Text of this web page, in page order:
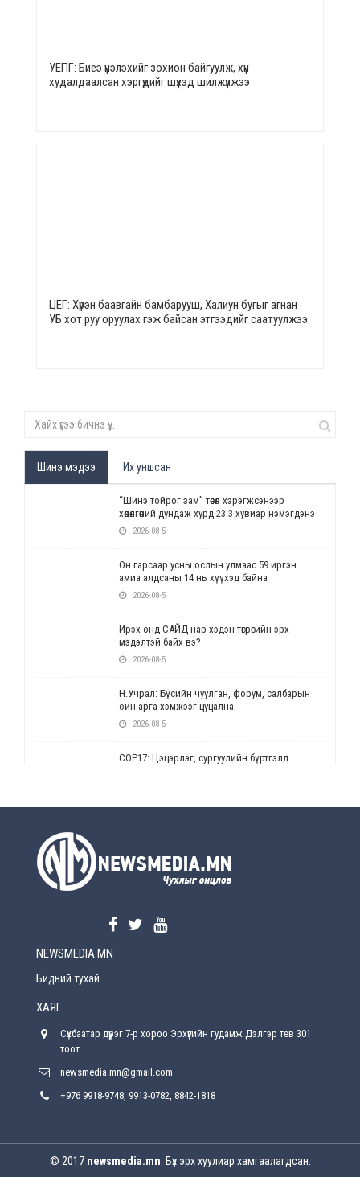
УЕПГ: Биеэ үнэлэхийг зохион байгуулж, хүн
худалдаалсан хэргүүдийг шүүхэд шилжүүлжээ
ЦЕГ: Хүрэн баавгайн бамбарууш, Халиун бугыг агнан
УБ хот руу оруулах гэж байсан этгээдийг саатуулжээ
Шинэ мэдээ Их уншсан
“Шинэ тойрог зам” төсөл хэрэгжсэнээр
хөдөлгөөний дундаж хурд 23.3 хувиар нэмэгдэнэ
2026-08-5
Он гарсаар усны ослын улмаас 59 иргэн
амиа алдсаны 14 нь хүүхэд байна
2026-08-5
Ирэх онд САЙД нар хэдэн төгрөгийн эрх
мэдэлтэй байх вэ?
2026-08-5
Н.Учрал: Бүсийн чуулган, форум, салбарын
ойн арга хэмжээг цуцална
2026-08-5
СОР17: Цэцэрлэг, сургуулийн бүртгэлд
2026-08-5
2026-08-5
хүрсэн өгөөжөөрөө ажлаа үнэлж, хэрэгжилтээ
Улсын онцгой комисс өвөлжилтийн бэлтгэл,
Баян-Өлгийн дараагийн засаг “ноён”-ы
NEWSMEDIA.MN
Бидний тухай
ХАЯГ
Сүхбаатар дүүрэг 7-р хороо Эрхүүгийн гудамж Дэлгэр төв 301
тоот
newsmedia.mn@gmail.com
+976 9918-9748, 9913-0782, 8842-1818
© 2017 newsmedia.mn . Бүх эрх хуулиар хамгаалагдсан.